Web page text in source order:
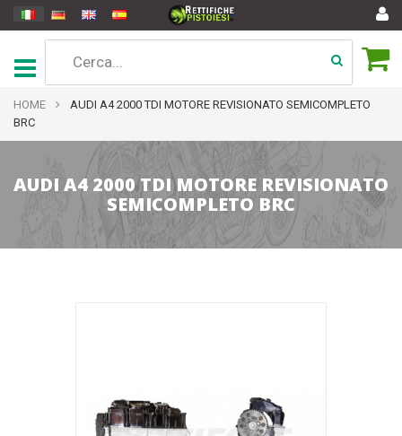
HOME
AUDI A4 2000 TDI MOTORE REVISIONATO SEMICOMPLETO
BRC
AUDI A4 2000 TDI MOTORE REVISIONATO
SEMICOMPLETO BRC